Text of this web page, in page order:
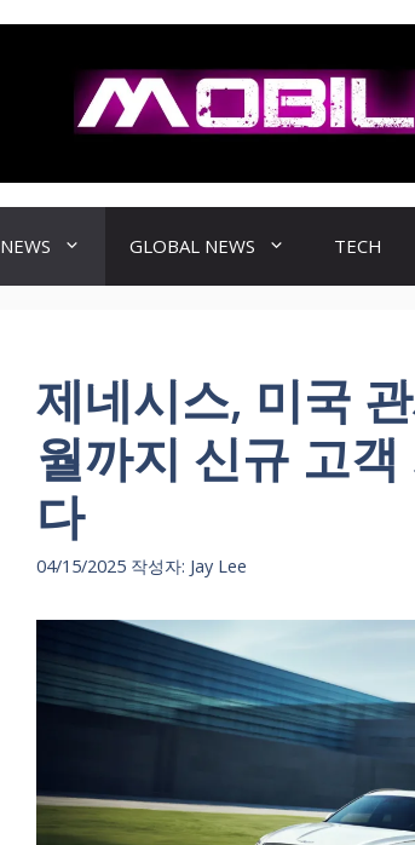
NEWS GLOBAL NEWS TECH
제네시스, 미국
월까지 신규 고
다
04/15/2025 작성자: Jay Lee